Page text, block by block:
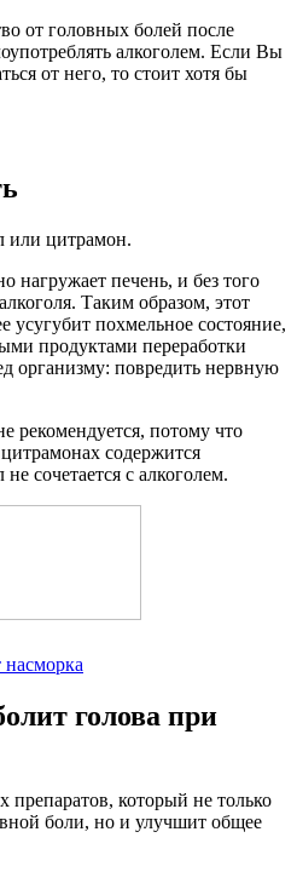
от головных болей после
алкоголем. Если Вы
от него, то стоит хотя бы
или цитрамон.
нагружает печень, и без того
Таким образом, этот
усугубит похмельное состояние,
продуктами переработки
организму: повредить нервную
рекомендуется, потому что
содержится
сочетается с алкоголем.
насморка
голова при
который не только
боли, но и улучшит общее